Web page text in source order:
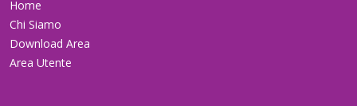
Home
Chi Siamo
Download Area
Area Utente